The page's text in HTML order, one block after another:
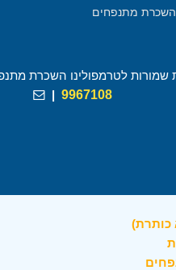
השכרת מתנפחים
שמורות לטרמפולינו השכרת
9967108
|